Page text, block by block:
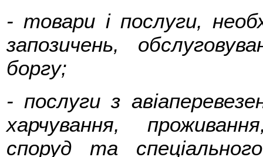
- товари і послуги,
запозичень,
боргу;
- послуги з
харчування,
споруд та